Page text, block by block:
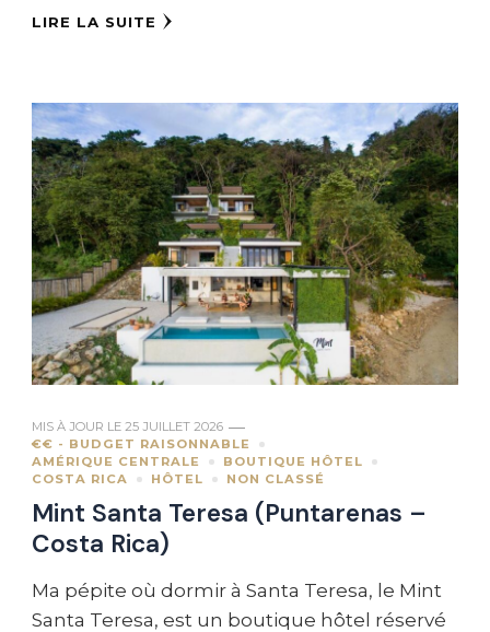
LIRE LA SUITE
MIS À JOUR LE 25 JUILLET 2026
€€ - BUDGET RAISONNABLE
AMÉRIQUE CENTRALE
BOUTIQUE HÔTEL
COSTA RICA
HÔTEL NON CLASSÉ
Mint Santa Teresa (Puntarenas –
Costa Rica)
Ma pépite où dormir à Santa Teresa, le Mint
Santa Teresa, est un boutique hôtel réservé